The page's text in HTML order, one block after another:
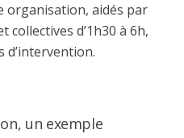
organisation, aidés par
collectives d’1h30 à 6h,
d’intervention.
un exemple